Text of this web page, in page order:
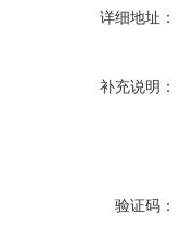
详细地址：
补充说明：
验证码：